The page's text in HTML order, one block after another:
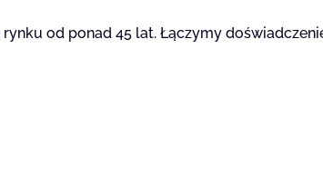
od ponad 45 lat. Łączymy